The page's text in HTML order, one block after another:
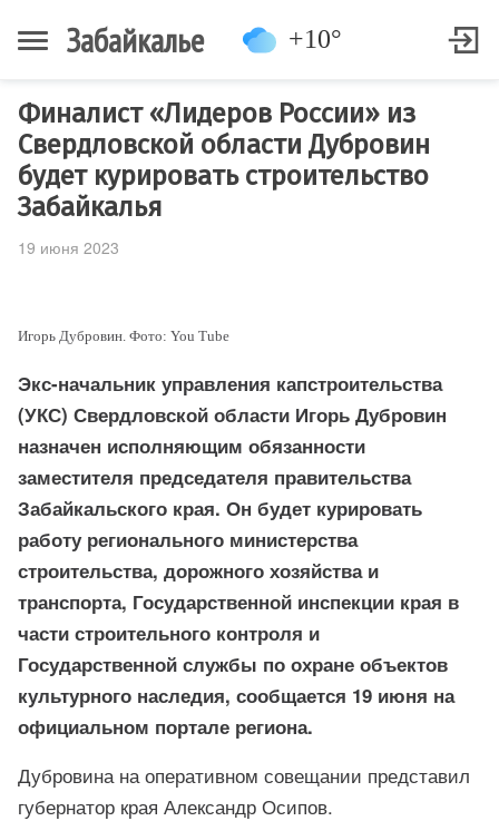
Забайкалье +10°
Финалист «Лидеров России» из
Свердловской области Дубровин
будет курировать строительство
Забайкалья
19 июня 2023
Игорь Дубровин. Фото: You Tube
Экс-начальник управления капстроительства
(УКС) Свердловской области Игорь Дубровин
назначен исполняющим обязанности
заместителя председателя правительства
Забайкальского края. Он будет курировать
работу регионального министерства
строительства, дорожного хозяйства и
транспорта, Государственной инспекции края в
части строительного контроля и
Государственной службы по охране объектов
культурного наследия, сообщается 19 июня на
официальном портале региона.
Дубровина на оперативном совещании представил
губернатор края Александр Осипов.